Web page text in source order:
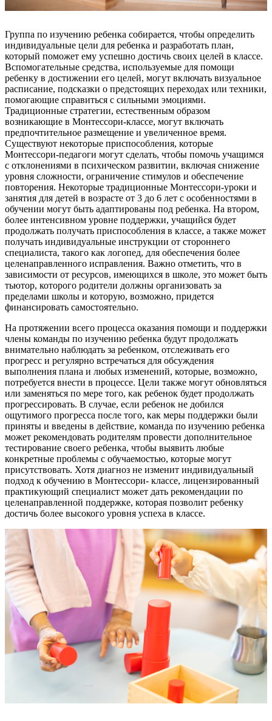
Группа по изучению ребенка собирается, чтобы определить
индивидуальные цели для ребенка и разработать план,
который поможет ему успешно достичь своих целей в классе.
Вспомогательные средства, используемые для помощи
ребенку в достижении его целей, могут включать визуальное
расписание, подсказки о предстоящих переходах или техники,
помогающие справиться с сильными эмоциями.
Традиционные стратегии, естественным образом
возникающие в Монтессори-классе, могут включать
предпочтительное размещение и увеличенное время.
Существуют некоторые приспособления, которые
Монтессори-педагоги могут сделать, чтобы помочь учащимся
с отклонениями в психическом развитии, включая снижение
уровня сложности, ограничение стимулов и обеспечение
повторения. Некоторые традиционные Монтессори-уроки и
занятия для детей в возрасте от 3 до 6 лет с особенностями в
обучении могут быть адаптированы под ребенка. На втором,
более интенсивном уровне поддержки, учащийся будет
продолжать получать приспособления в классе, а также может
получать индивидуальные инструкции от стороннего
специалиста, такого как логопед, для обеспечения более
целенаправленного исправления. Важно отметить, что в
зависимости от ресурсов, имеющихся в школе, это может быть
тьютор, которого родители должны организовать за
пределами школы и которую, возможно, придется
финансировать самостоятельно.
На протяжении всего процесса оказания помощи и поддержки
члены команды по изучению ребенка будут продолжать
внимательно наблюдать за ребенком, отслеживать его
прогресс и регулярно встречаться для обсуждения
выполнения плана и любых изменений, которые, возможно,
потребуется внести в процессе. Цели также могут обновляться
или заменяться по мере того, как ребенок будет продолжать
прогрессировать. В случае, если ребенок не добился
ощутимого прогресса после того, как меры поддержки были
приняты и введены в действие, команда по изучению ребенка
может рекомендовать родителям провести дополнительное
тестирование своего ребенка, чтобы выявить любые
конкретные проблемы с обучаемостью, которые могут
присутствовать. Хотя диагноз не изменит индивидуальный
подход к обучению в Монтессори- классе, лицензированный
практикующий специалист может дать рекомендации по
целенаправленной поддержке, которая позволит ребенку
достичь более высокого уровня успеха в классе.